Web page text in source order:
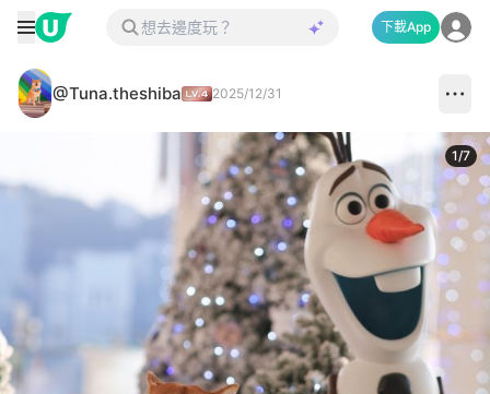
下載App
@Tuna.theshiba 2025/12/31
1/7